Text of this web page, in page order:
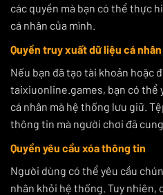
các quyền mà bạn có thể thực
cá nhân của mình.
Quyền truy xuất dữ liệu cá nhân
Nếu bạn đã tạo tài khoản hoặc
taixiuonline.games, bạn có thể
cá nhân mà hệ thống lưu giữ.
thông tin mà người chơi đã
Quyền yêu cầu xóa thông tin
Người dùng có thể yêu cầu
nhân khỏi hệ thống. Tuy nhiên,